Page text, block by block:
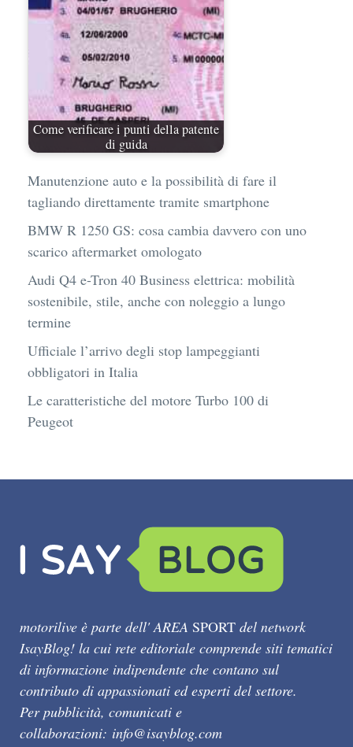
Come verificare i punti della patente
di guida
Manutenzione auto e la possibilità di fare il
tagliando direttamente tramite smartphone
BMW R 1250 GS: cosa cambia davvero con uno
scarico aftermarket omologato
Audi Q4 e-Tron 40 Business elettrica: mobilità
sostenibile, stile, anche con noleggio a lungo
termine
Ufficiale l’arrivo degli stop lampeggianti
obbligatori in Italia
Le caratteristiche del motore Turbo 100 di
Peugeot
motorilive è parte dell' AREA SPORT del network
IsayBlog! la cui rete editoriale comprende siti tematici
di informazione indipendente che contano sul
contributo di appassionati ed esperti del settore.
Per pubblicità, comunicati e
collaborazioni: info@isayblog.com